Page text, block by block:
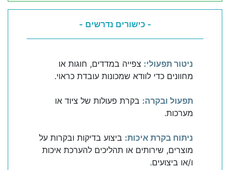
- כישורים נדרשים -
ניטור תפעולי: צפייה במדדים, חוגות או
מחוונים כדי לוודא שמכונות עובדת כראוי.
תפעול ובקרה: בקרת פעולות של ציוד או
מערכות.
ניתוח בקרת איכות: ביצוע בדיקות ובקרות על
מוצרים, שירותים או תהליכים להערכת איכות
ו/או ביצועים.